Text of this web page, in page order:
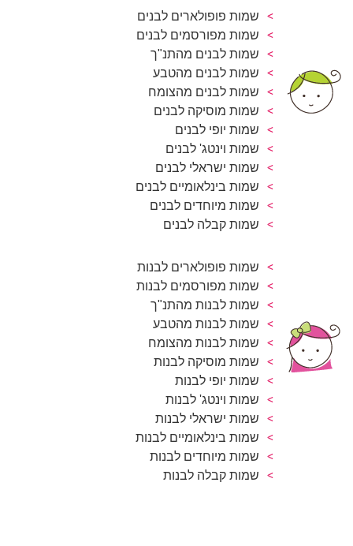
שמות פופולארים לבנים
שמות מפורסמים לבנים
שמות לבנים מהתנ"ך
שמות לבנים מהטבע
שמות לבנים מהצומח
שמות מוסיקה לבנים
שמות יופי לבנים
שמות וינטג' לבנים
שמות ישראלי לבנים
שמות בינלאומיים לבנים
שמות מיוחדים לבנים
שמות קבלה לבנים
שמות פופולארים לבנות
שמות מפורסמים לבנות
שמות לבנות מהתנ"ך
שמות לבנות מהטבע
שמות לבנות מהצומח
שמות מוסיקה לבנות
שמות יופי לבנות
שמות וינטג' לבנות
שמות ישראלי לבנות
שמות בינלאומיים לבנות
שמות מיוחדים לבנות
שמות קבלה לבנות